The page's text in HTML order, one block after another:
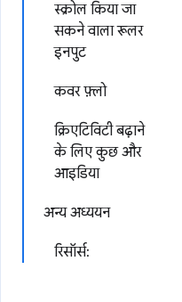
स्क्रोल किया जा
सकने वाला रूलर
इनपुट
कवर फ़्लो
क्रिएटिविटी बढ़ाने
के लिए कुछ और
आइडिया
अन्य अध्ययन
रिसॉर्स: